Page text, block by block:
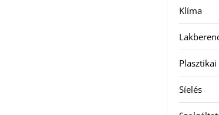
Klíma
Síelés